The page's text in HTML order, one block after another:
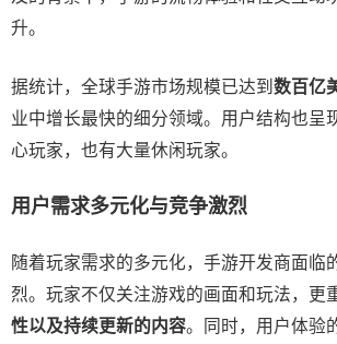
升。
据统计，全球手游市场规模已达到 数百亿
业中增长最快的细分领域。用户结构也呈
心玩家，也有大量休闲玩家。
用户需求多元化与竞争激烈
随着玩家需求的多元化，手游开发商面临
烈。玩家不仅关注游戏的画面和玩法，更
性以及持续更新的内容。同时，用户体验